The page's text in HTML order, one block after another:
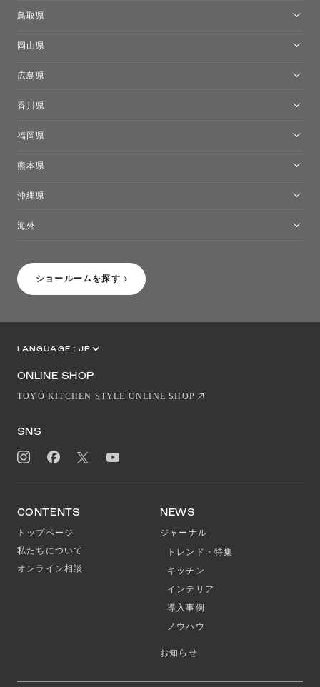
ショールームを探す
鳥取県
岡山県
広島県
香川県
福岡県
熊本県
沖縄県
海外
LANGUAGE : JP
ONLINE SHOP
TOYO KITCHEN STYLE ONLINE SHOP
SNS
CONTENTS
トップページ
私たちについて
オンライン相談
NEWS
ジャーナル
トレンド・特集
キッチン
インテリア
導入事例
ノウハウ
お知らせ